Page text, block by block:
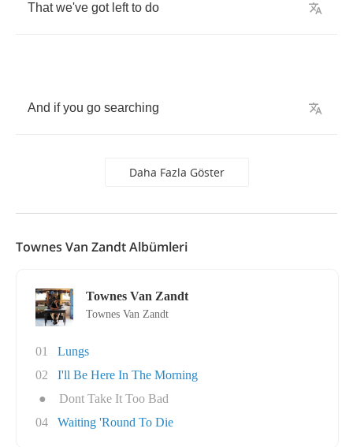
That we've got left to do
And if you go searching
Daha Fazla Göster
Townes Van Zandt Albümleri
Townes Van Zandt
Townes Van Zandt
01
Lungs
02
I'll Be Here In The Morning
●
Dont Take It Too Bad
04
Waiting 'Round To Die